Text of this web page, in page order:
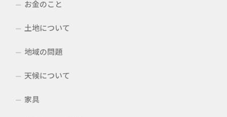
お金のこと
土地について
地域の問題
天候について
家具